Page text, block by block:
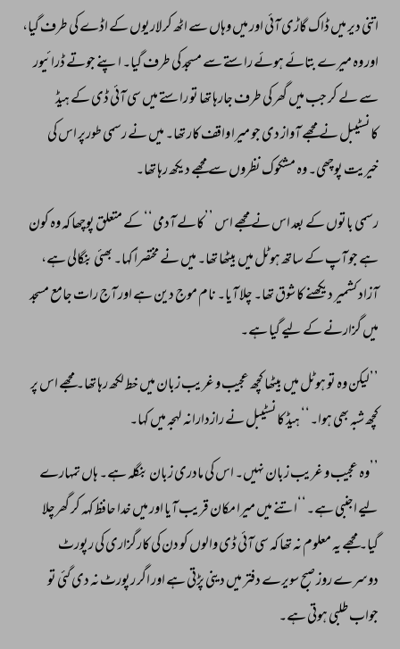
اتنی دیر میں ڈاک گاڑی آئی اور میں وہاں سے اٹھ کر لاریوں کے اڈے کی طرف گیا،
اور وہ میرے بتائے ہوئے راستے سے مسجد کی طرف گیا۔ اپنے جوتے ڈرائیور
سے لے کر جب میں گھر کی طرف جارہا تھا تو راستے میں سی آئی ڈی کے ہیڈ
کانسٹیبل نے مجھے آواز دی جو میرا واقف کار تھا۔ میں نے رسمی طورپر اس کی
خیریت پوچھی۔ وہ مشکوک نظروں سے مجھے دیکھ رہا تھا۔
رسمی باتوں کے بعد اس نے مجھے اس ’’کالے آدمی‘‘ کے متعلق پوچھا کہ وہ کون
ہے جو آپ کے ساتھ ہوٹل میں بیٹھا تھا۔ میں نے مختصراً کہا۔ بھئی بنگالی ہے،
آزاد کشمیر دیکھنے کا شوق تھا۔ چلا آیا۔ نام موج دین ہے اور آج رات جامع مسجد
میں گزارنے کے لیے گیا ہے۔
’’لیکن وہ تو ہوٹل میں بیٹھا کچھ عجیب و غریب زبان میں خط لکھ رہا تھا۔ مجھے اس پر
کچھ شبہ بھی ہوا۔‘‘ ہیڈ کانسٹیبل نے رازدارانہ لہجہ میں کہا۔
’’وہ عجیب و غریب زبان نہیں۔ اس کی مادری زبان بنگلہ ہے۔ ہاں تمہارے
لیے اجنبی ہے۔‘‘اتنے میں میرا مکان قریب آیا اور میں خدا حافظ کہہ کر گھرچلا
گیا۔ مجھے یہ معلوم نہ تھا کہ سی آئی ڈی والوں کو دن کی کارگزاری کی رپورٹ
دوسرے روز صبح سویرے دفتر میں دینی پڑتی ہے اور اگر رپورٹ نہ دی گئی تو
جواب طلبی ہوتی ہے۔